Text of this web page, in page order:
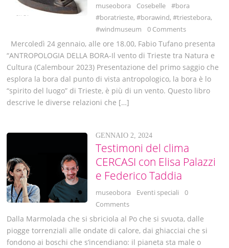
museobora Cosebelle
#bora
#boratrieste,#borawind,#triestebora,
#windmuseum
0 Comments
Mercoledì 24 gennaio, alle ore 18.00, Fabio Tufano presenta
“ANTROPOLOGIA DELLA BORA-Il vento di Trieste tra Natura e
Cultura (Calembour 2023) Presentazione del primo saggio che
esplora la bora dal punto di vista antropologico, la bora è lo
“spirito del luogo” di Trieste, è più di un vento. Questo libro
descrive le diverse relazioni che […]
GENNAIO 2, 2024
Testimoni del clima
CERCASI con Elisa Palazzi
e Federico Taddia
museobora Eventi speciali
0
Comments
Dalla Marmolada che si sbriciola al Po che si svuota, dalle
piogge torrenziali alle ondate di calore, dai ghiacciai che si
fondono ai boschi che s’incendiano: il pianeta sta male o